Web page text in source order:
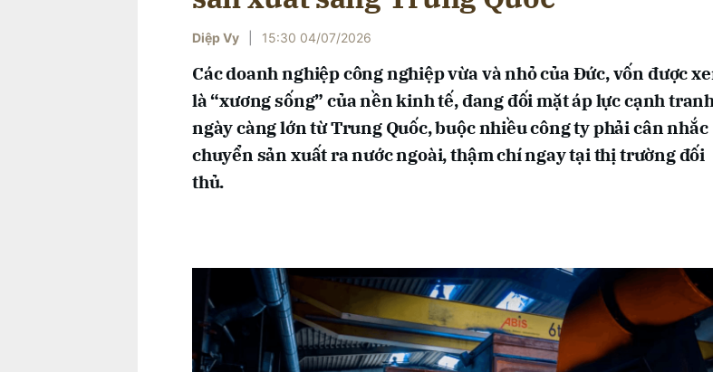
Diệp Vy 15:30 04/07/2026
Các doanh nghiệp công nghiệp vừa và nhỏ của Đức, vốn được
là “xương sống” của nền kinh tế, đang đối mặt áp lực cạnh
ngày càng lớn từ Trung Quốc, buộc nhiều công ty phải cân nhắc
chuyển sản xuất ra nước ngoài, thậm chí ngay tại thị trường đối
thủ.